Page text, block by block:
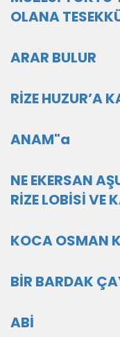
OLANA
ARAR BULUR
RİZE HUZUR’A
ANAM"a
NE EKERSAN
RİZE LOBİSİ VE
KOCA OSMAN
BİR BARDAK
ABİ